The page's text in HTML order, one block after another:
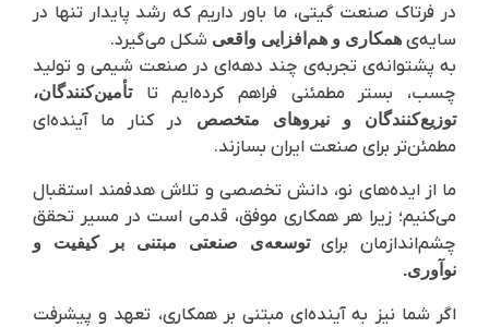
در فرتاک صنعت گیتی، ما باور داریم که رشد پایدار تنها در
سایه‌ی همکاری و هم‌افزایی واقعی شکل می‌گیرد.
به پشتوانه‌ی تجربه‌ی چند دهه‌ای در صنعت شیمی و تولید
چسب، بستر مطمئنی فراهم کرده‌ایم تاتأمین‌کنندگان،
توزیع‌کنندگان و نیروهای متخصص
در کنار ما آینده‌ای
مطمئن‌تر برای صنعت ایران بسازند.
ما از ایده‌های نو، دانش تخصصی و تلاش هدفمند استقبال
می‌کنیم؛ زیرا هر همکاری موفق، قدمی است در مسیر تحقق
چشم‌اندازمان برایتوسعه‌ی صنعتی مبتنی بر کیفیت و
نوآوری.
اگر شما نیز به آینده‌ای مبتنی بر همکاری، تعهد و پیشرفت